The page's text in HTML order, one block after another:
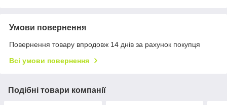
Умови повернення
Повернення товару впродовж 14 днів за рахунок покупця
Всі умови повернення
Подібні товари компанії